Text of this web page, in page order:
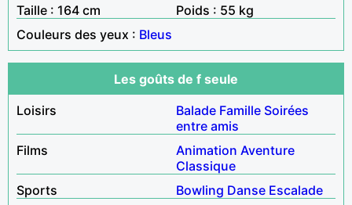
Taille : 164 cm
Poids : 55 kg
Couleurs des yeux : Bleus
Les goûts de f seule
Loisirs
Balade Famille Soirées
entre amis
Films
Animation Aventure
Classique
Sports
Bowling Danse Escalade